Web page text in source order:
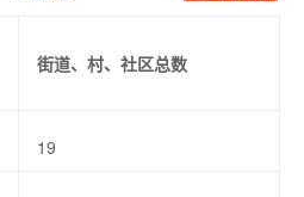
街道、村、社区总数
19